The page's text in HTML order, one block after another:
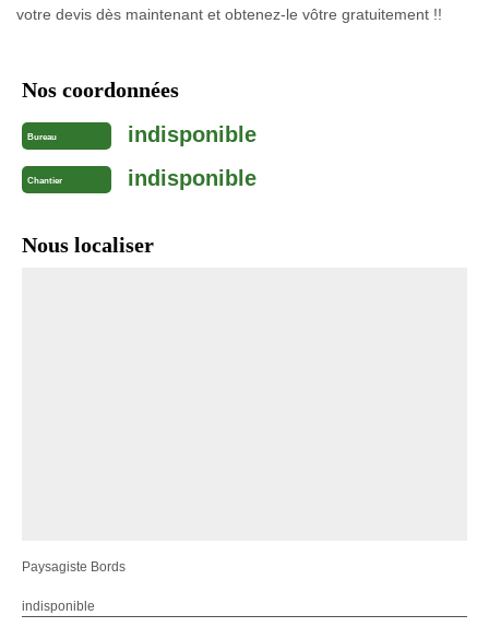
votre devis dès maintenant et obtenez-le vôtre gratuitement !!
Nos coordonnées
Bureau indisponible
Chantier indisponible
Nous localiser
Paysagiste Bords
indisponible